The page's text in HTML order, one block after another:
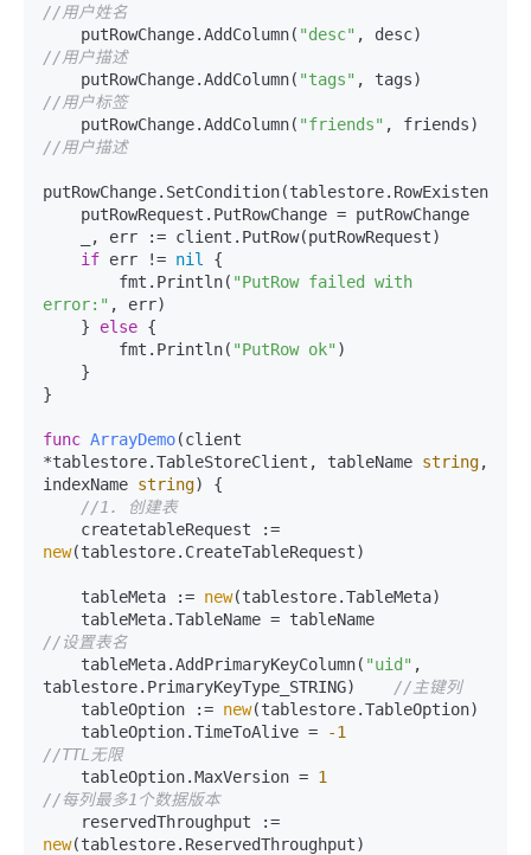
//用户姓名
    putRowChange.AddColumn(
"desc"
//用户描述
    putRowChange.AddColumn(
"tags"
//用户标签
    putRowChange.AddColumn(
"friends"
//用户描述
if err != nil
{
        fmt.Println(
"PutRow failed with
error:" , err)
    }
else {
        fmt.Println(
"PutRow ok" )
}
func ArrayDemo(client
*tablestore.TableStoreClient, tableName string,
indexName string)
{
//1. 创建表
new(tablestore.CreateTableRequest)
    tableMeta :=
new(tablestore.TableMeta)
//设置表名
    tableMeta.AddPrimaryKeyColumn(
"uid" ,
tablestore.PrimaryKeyType_STRING)
//主键列
    tableOption :=
new(tablestore.TableOption)
    tableOption.TimeToAlive =
-1
//TTL无限
    tableOption.MaxVersion =
1
//每列最多1个数据版本
new(tablestore.ReservedThroughput)